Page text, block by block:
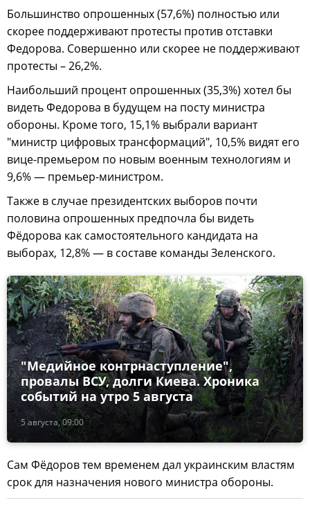
Большинство опрошенных (57,6%) полностью или
скорее поддерживают протесты против отставки
Федорова. Совершенно или скорее не поддерживают
протесты – 26,2%.
Наибольший процент опрошенных (35,3%) хотел бы
видеть Федорова в будущем на посту министра
обороны. Кроме того, 15,1% выбрали вариант
"министр цифровых трансформаций", 10,5% видят его
вице-премьером по новым военным технологиям и
9,6% — премьер-министром.
Также в случае президентских выборов почти
половина опрошенных предпочла бы видеть
Фёдорова как самостоятельного кандидата на
выборах, 12,8% — в составе команды Зеленского.
5 августа, 09:00
"Медийное контрнаступление",
провалы ВСУ, долги Киева. Хроника
событий на утро 5 августа
Сам Фёдоров тем временем дал украинским властям
срок для назначения нового министра обороны.